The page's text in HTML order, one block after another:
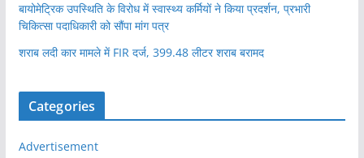
बायोमेट्रिक उपस्थिति के विरोध में स्वास्थ्य कर्मियों ने किया प्रदर्शन, प्रभारी
चिकित्सा पदाधिकारी को सौंपा मांग पत्र
शराब लदी कार मामले में FIR दर्ज, 399.48 लीटर शराब बरामद
Categories
Advertisement